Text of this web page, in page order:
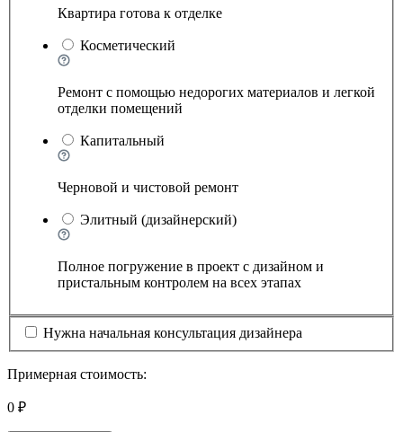
Квартира готова к отделке
Косметический
Ремонт с помощью недорогих материалов и легкой
отделки помещений
Капитальный
Черновой и чистовой ремонт
Элитный (дизайнерский)
Полное погружение в проект с дизайном и
пристальным контролем на всех этапах
Нужна начальная консультация дизайнера
Примерная стоимость:
0 ₽